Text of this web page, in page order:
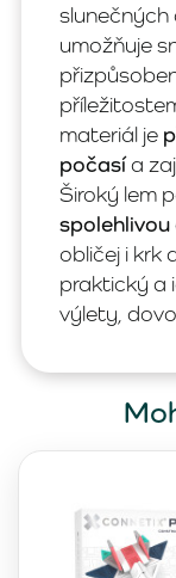
slunečných
umožňuje
materiál je
počasía
Široký lem
obličej i krk
praktický a
výlety,